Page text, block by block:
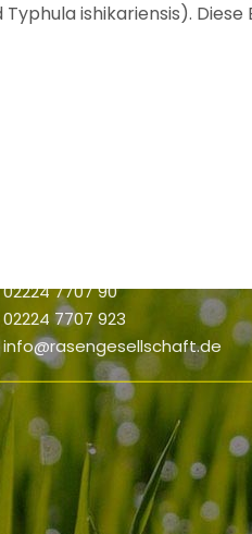
ishikariensis).
02224 7707 90
02224 7707 923
info@rasengesellschaft.de